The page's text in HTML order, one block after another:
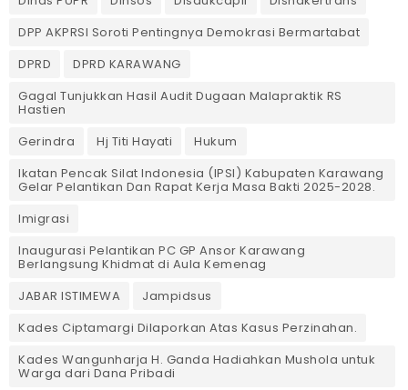
DPP AKPRSI Soroti Pentingnya Demokrasi Bermartabat
DPRD
DPRD KARAWANG
Gagal Tunjukkan Hasil Audit Dugaan Malapraktik RS
Hastien
Gerindra
Hj Titi Hayati
Hukum
Ikatan Pencak Silat Indonesia (IPSI) Kabupaten Karawang
Gelar Pelantikan Dan Rapat Kerja Masa Bakti 2025-2028.
Imigrasi
Inaugurasi Pelantikan PC GP Ansor Karawang
Berlangsung Khidmat di Aula Kemenag
JABAR ISTIMEWA
Jampidsus
Kades Ciptamargi Dilaporkan Atas Kasus Perzinahan.
Kades Wangunharja H. Ganda Hadiahkan Mushola untuk
Warga dari Dana Pribadi ‎